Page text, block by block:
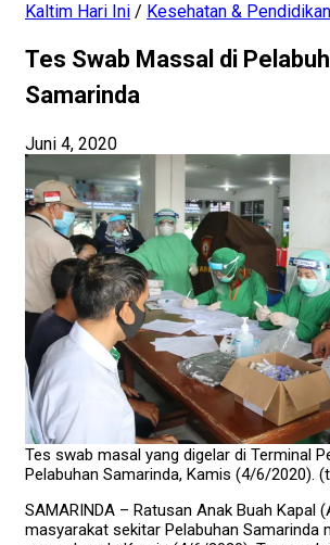
Kaltim Hari Ini / Kesehatan & Pendidikan
Tes Swab Massal di
Samarinda
Juni 4, 2020
Tes swab masal yang digelar di Terminal
Pelabuhan Samarinda, Kamis (4/6/2020).
SAMARINDA – Ratusan Anak Buah Kapal
masyarakat sekitar Pelabuhan Samarinda